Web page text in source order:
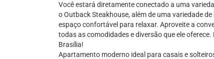
Você estará diretamente conectado a uma
o Outback Steakhouse, além de uma variedade
espaço confortável para relaxar. Aproveite a
todas as comodidades e diversão que ele
Brasília!
Apartamento moderno ideal para casais e